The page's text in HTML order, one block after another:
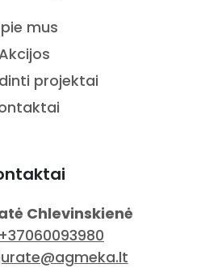
mus
projektai
Chlevinskienė
+37060093980